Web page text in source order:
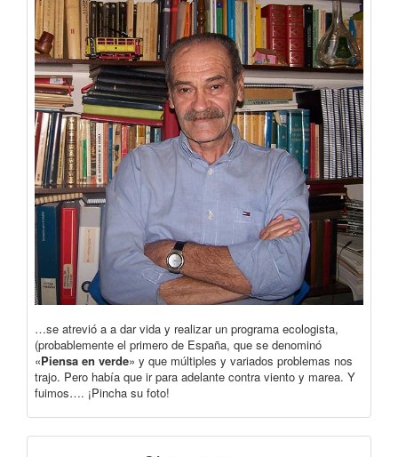
…se atrevió a a dar vida y realizar un programa ecologista,
(probablemente el primero de España, que se denominó
«Piensa en verde» y que múltiples y variados problemas nos
trajo. Pero había que ir para adelante contra viento y marea. Y
fuimos…. ¡Pincha su foto!